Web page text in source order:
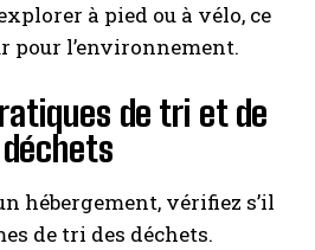
à pied ou à vélo, ce
pour l’environnement.
de tri et de
hébergement, vérifiez s’il
de tri des déchets.